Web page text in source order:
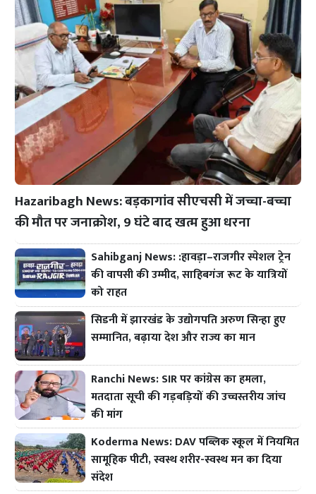
Hazaribagh News: बड़कागांव सीएचसी में जच्चा-बच्चा
की मौत पर जनाक्रोश, 9 घंटे बाद खत्म हुआ धरना
Sahibganj News: :हावड़ा–राजगीर स्पेशल ट्रेन
की वापसी की उम्मीद, साहिबगंज रूट के यात्रियों
को राहत
सिडनी में झारखंड के उद्योगपति अरुण सिन्हा हुए
सम्मानित, बढ़ाया देश और राज्य का मान
Ranchi News: SIR पर कांग्रेस का हमला,
मतदाता सूची की गड़बड़ियों की उच्चस्तरीय जांच
की मांग
Koderma News: DAV पब्लिक स्कूल में नियमित
सामूहिक पीटी, स्वस्थ शरीर-स्वस्थ मन का दिया
संदेश